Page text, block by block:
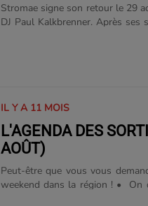
Stromae signe son retour le 29
DJ Paul Kalkbrenner. Après ses
IL Y A 11 MOIS
L'AGENDA DES
AOÛT)
Peut-être que vous vous
weekend dans la région ! • On commence avec une activité créative pour